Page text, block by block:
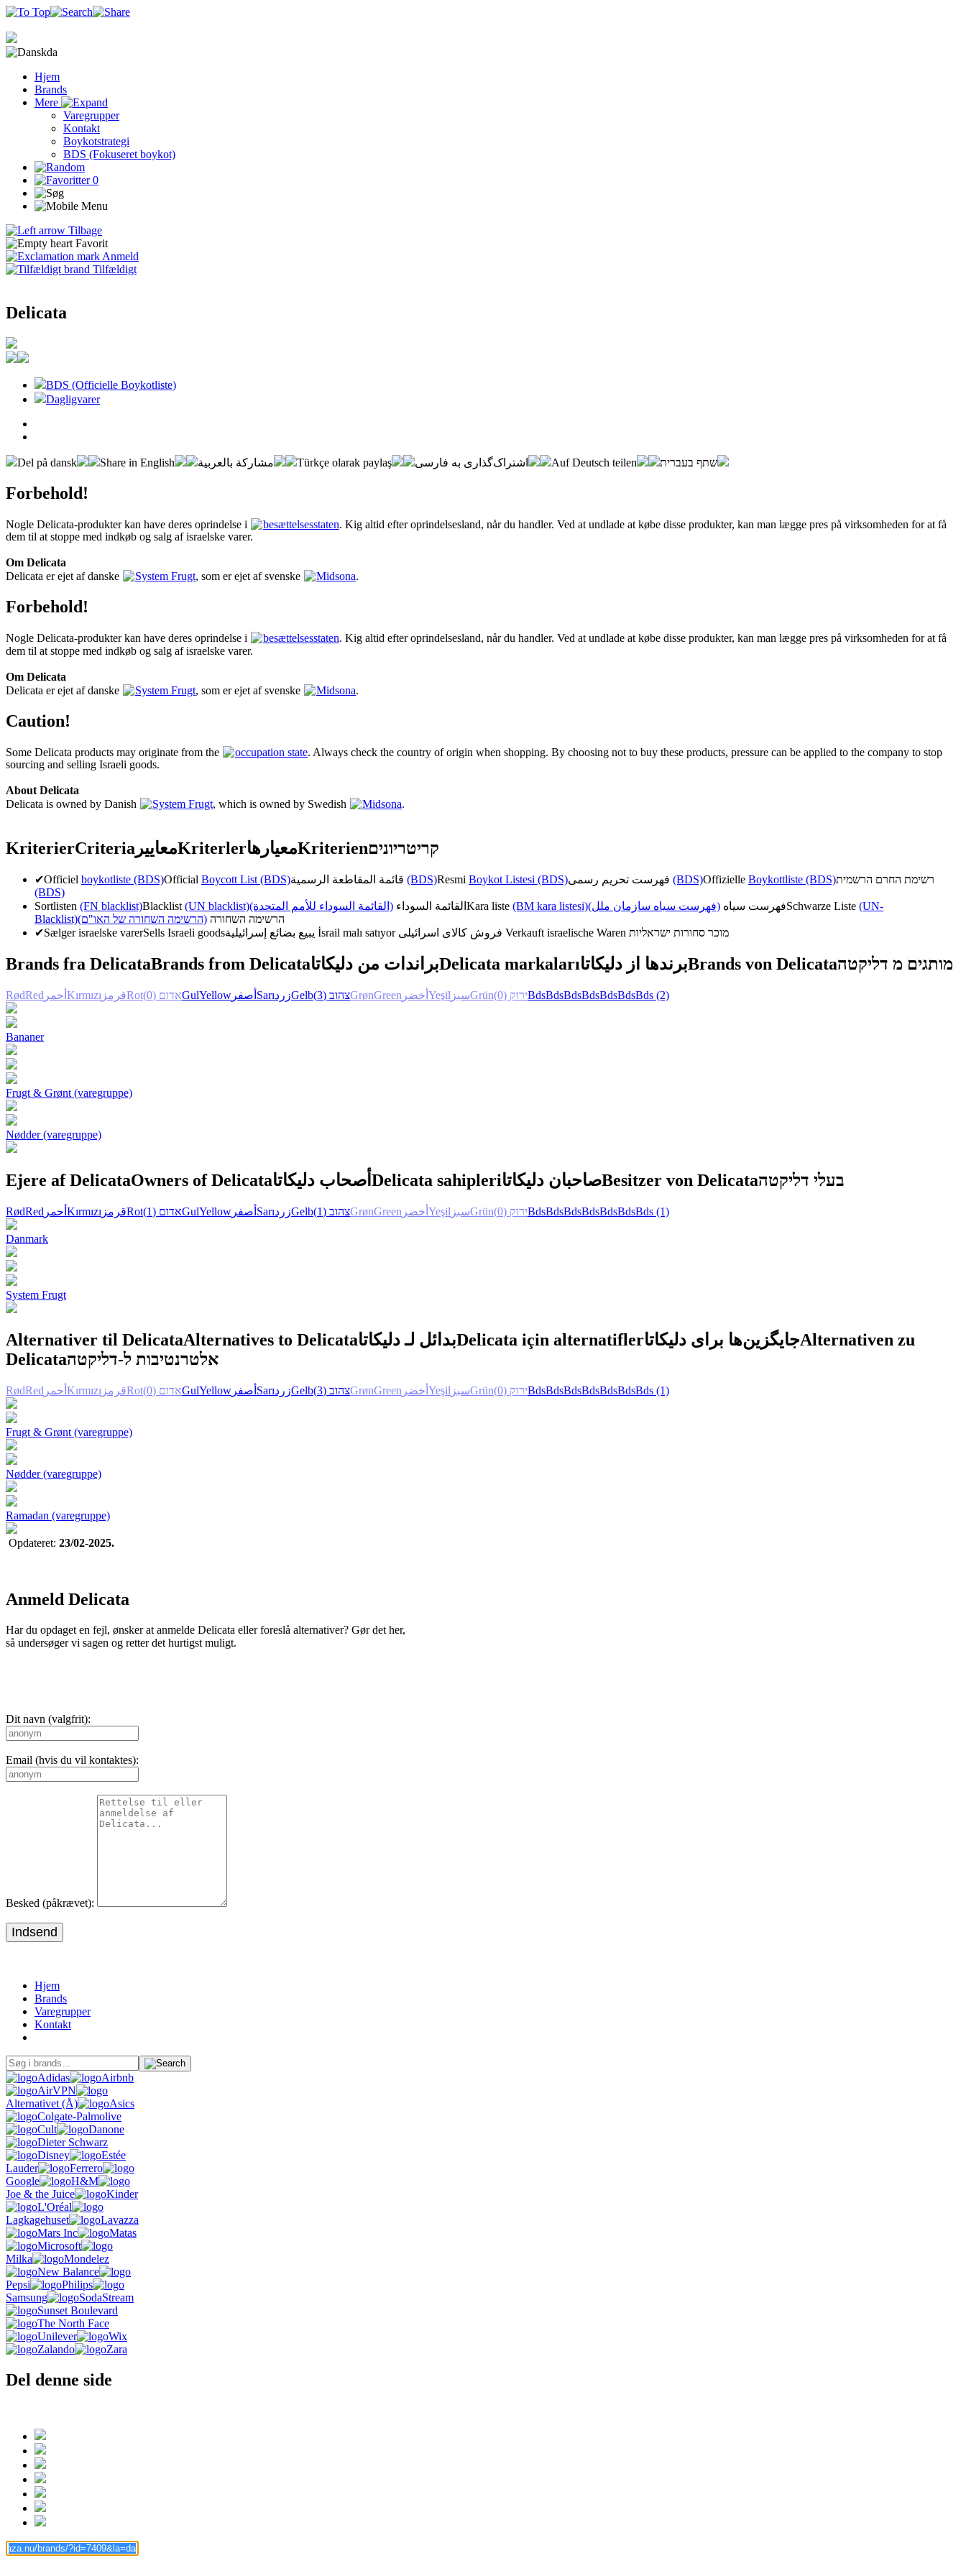
da
Hjem
Brands
Mere
Varegrupper
Kontakt
Boykotstrategi
BDS (Fokuseret boykot)
0
Tilbage
Favorit
Anmeld
Tilfældigt
Delicata
BDS (Officielle Boykotliste)
Dagligvarer
Del på dansk Share in English مشاركة بالعربية Türkçe olarak paylaş اشتراک‌گذاری به فارسی Auf Deutsch teilen שתף בעברית
Forbehold!
Nogle Delicata-produkter kan have deres oprindelse i besættelsesstaten. Kig altid efter oprindelsesland, når du handler. Ved at undlade at købe disse produkter, kan man lægge pres på virksomheden for at få
dem til at stoppe med indkøb og salg af israelske varer.
Om Delicata
Delicata er ejet af danske
System Frugt, som er ejet af svenske Midsona.
Forbehold!
Nogle Delicata-produkter kan have deres oprindelse i besættelsesstaten. Kig altid efter oprindelsesland, når du handler. Ved at undlade at købe disse produkter, kan man lægge pres på virksomheden for at få
dem til at stoppe med indkøb og salg af israelske varer.
Om Delicata
Delicata er ejet af danske
System Frugt, som er ejet af svenske Midsona.
Caution!
Some Delicata products may originate from the occupation state . Always check the country of origin when shopping. By choosing not to buy these products, pressure can be applied to the company to stop
sourcing and selling Israeli goods.
About Delicata
Delicata is owned by Danish
System Frugt, which is owned by Swedish Midsona.
KriterierCriteria معاييرKriterlerمعیارهاKriterienקריטריונים
✔Officiel boykotliste (BDS)Official Boycott List (BDS) (BDS)Resmi Boykot Listesi (BDS) (BDS)Offizielle Boykottliste (BDS)רשימת החרם הרשמית
(BDS)
Sortlisten (FN blacklist)Blacklist (UN blacklist) القائمة السوداء (القائمة السوداء للأمم المتحدة) Kara liste (BM kara listesi) فهرست سیاه (فهرست سیاه سازمان ملل) Schwarze Liste (UN-
Blacklist)
הרשימה השחורה (הרשימה השחורה של האו"ם)
✔Sælger israelske varerSells Israeli goods İsrail malı satıyor Verkauft israelische Waren מוכר סחורות ישראליות
Brands fra DelicataBrands from Delicataبراندات من دليكاتاDelicata markalarıبرندها از دلیکاتاBrands von Delicataמותגים מ דליקטה
RødRed أحمر Kırmızı قرمزRot אדום (0) GulYellow أصفر SarıزردGelb צהוב (3) GrønGreen أخضر Yeşil سبزGrün ירוק (0) BdsBdsBdsBdsBdsBdsBds (2)
Bananer
Frugt & Grønt (varegruppe)
Nødder (varegruppe)
Ejere af DelicataOwners of Delicataأصحاب دليكاتا Delicata sahipleriصاحبان دلیکاتاBesitzer von Delicataבעלי דליקטה
RødRed أحمر Kırmızı قرمزRot אדום (1) GulYellow أصفر SarıزردGelb צהוב (1) GrønGreen أخضر Yeşil سبزGrün ירוק (0) BdsBdsBdsBdsBdsBdsBds (1)
Danmark
System Frugt
Alternativer til DelicataAlternatives to Delicataبدائل لـ دليكاتاDelicata için alternatiflerجایگزین‌ها برای دلیکاتاAlternativen zu
Delicataאלטרנטיבות ל-דליקטה
RødRed أحمر Kırmızı قرمزRot אדום (0) GulYellow أصفر SarıزردGelb צהוב (3) GrønGreen أخضر Yeşil سبزGrün ירוק (0) BdsBdsBdsBdsBdsBdsBds (1)
Frugt & Grønt (varegruppe)
Nødder (varegruppe)
Ramadan (varegruppe)
Opdateret: 23/02-2025.
Anmeld Delicata
Har du opdaget en fejl, ønsker at anmelde Delicata eller foreslå alternativer? Gør det her,
så undersøger vi sagen og retter det hurtigst muligt.
Dit navn (valgfrit):
Email (hvis du vil kontaktes):
Besked (påkrævet):
Indsend
Hjem
Brands
Varegrupper
Kontakt
Adidas
Airbnb
AirVPN
Alternativet (Å)
Asics
Colgate-Palmolive
Cult
Danone
Dieter Schwarz
Disney
Estée
Lauder
Ferrero
Google
H&M
Joe & the Juice
Kinder
L'Oréal
Lagkagehuset
Lavazza
Mars Inc
Matas
Microsoft
Milka
Mondelez
New Balance
Pepsi
Philips
Samsung
SodaStream
Sunset Boulevard
The North Face
Unilever
Wix
Zalando
Zara
Del denne side